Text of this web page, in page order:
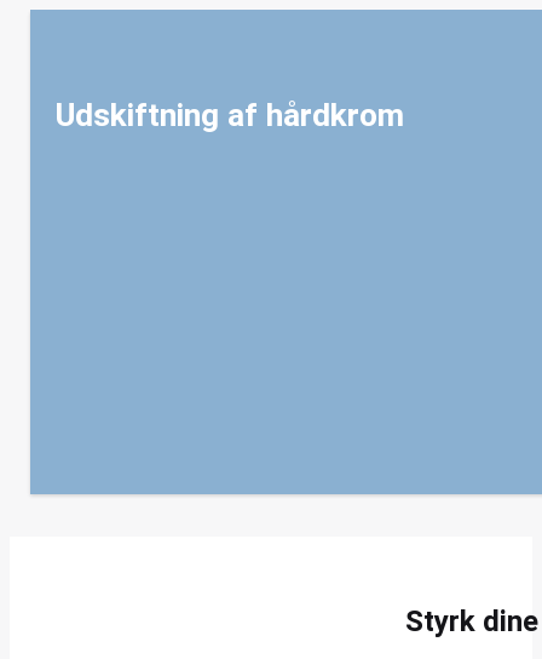
Udskiftning af hårdkrom
Styrk